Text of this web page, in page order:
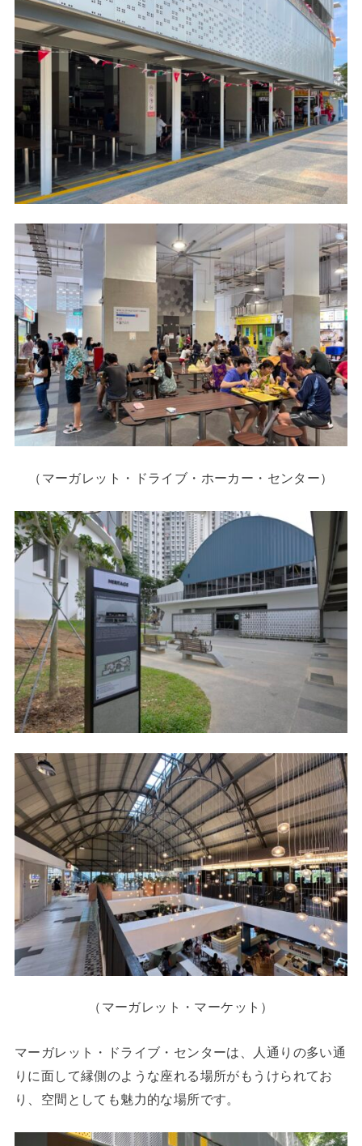
（マーガレット・ドライブ・ホーカー・センター）
（マーガレット・マーケット）
マーガレット・ドライブ・センターは、人通りの多い通
りに面して縁側のような座れる場所がもうけられてお
り、空間としても魅力的な場所です。